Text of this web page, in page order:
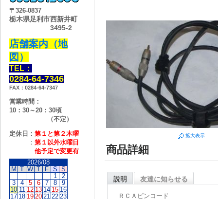
拡大表示
商品詳細
説明 友達に知らせる
ＲＣＡピンコード
〒 326-0837
栃木県足利市西新井町
3495-2
店舗案内（地
図）
TEL：
0284-64-7346
FAX：0284-64-7347
営業時間：
10：30～20：30頃
（不定）
定休日： 第１と第２木曜
： 第１以外水曜日
他予定で変更有
2026/08
M T W T F S S
1
2
3
4 5 6 7 8
9
10 11 12 13 14 15 16
17 18 19 20 21 22 23